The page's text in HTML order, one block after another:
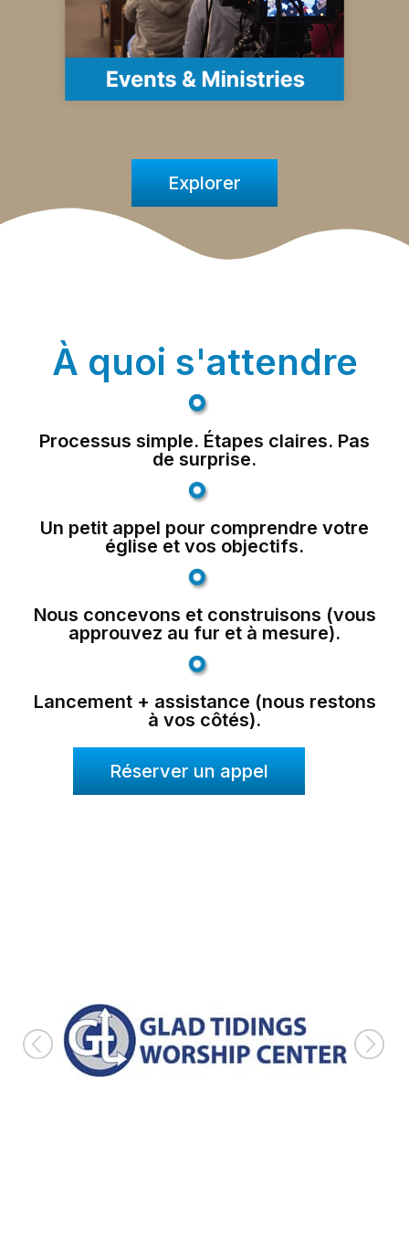
Explorer
À quoi s'attendre
Processus simple. Étapes claires. Pas
de surprise.
Un petit appel pour comprendre votre
église et vos objectifs.
Nous concevons et construisons (vous
approuvez au fur et à mesure).
Lancement + assistance (nous restons
à vos côtés).
Réserver un appel